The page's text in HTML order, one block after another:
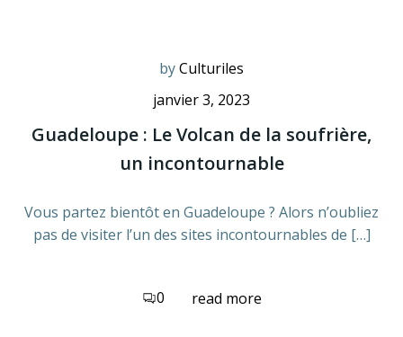
byCulturiles
janvier 3, 2023
Guadeloupe : Le Volcan de la soufrière,
un incontournable
Vous partez bientôt en Guadeloupe ? Alors n’oubliez
pas de visiter l’un des sites incontournables de […]
0 read more